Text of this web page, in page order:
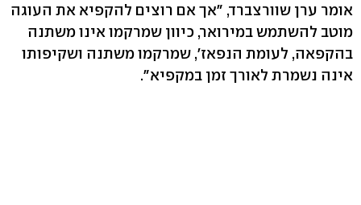
אומר ערן שוורצברד, "אך אם רוצים להקפיא את העוגה
מוטב להשתמש במירואר, כיוון שמרקמו אינו משתנה
בהקפאה, לעומת הנפאז', שמרקמו משתנה ושקיפותו
אינה נשמרת לאורך זמן במקפיא".